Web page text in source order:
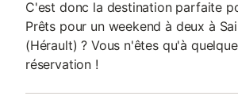
C'est donc la destination parfaite
Prêts pour un weekend à deux à
(Hérault) ? Vous n'êtes qu'à
réservation !